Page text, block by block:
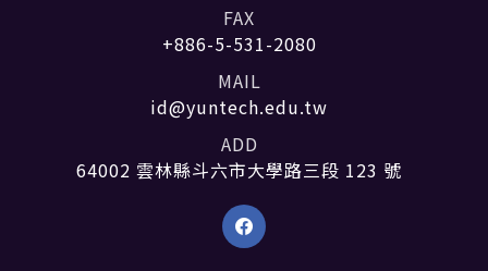
FAX
+886-5-531-2080
MAIL
id@yuntech.edu.tw
ADD
64002 雲林縣斗六市大學路三段 123 號